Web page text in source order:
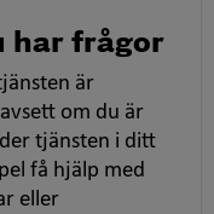
har frågor
är
om du är
tjänsten i ditt
få hjälp med
eller